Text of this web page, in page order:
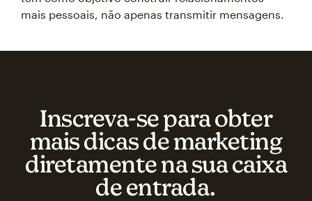
mais pessoais, não apenas transmitir mensagens.
Inscreva‑se para obter
mais dicas de marketing
diretamente na sua caixa
de entrada.